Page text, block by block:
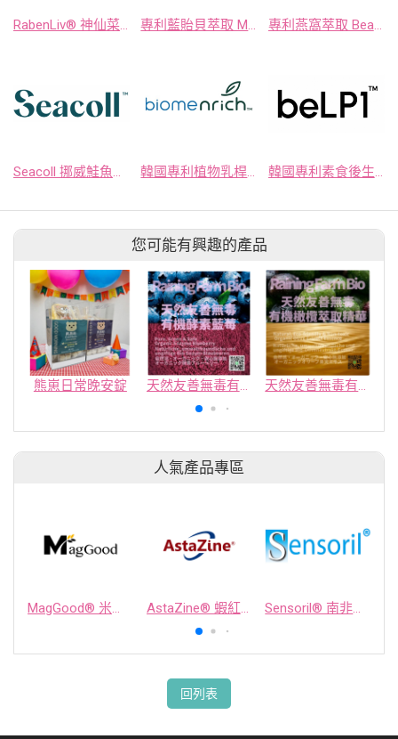
Seacoll 挪威鮭魚膠原蛋白 韓國專利植物乳桿菌 BiomeNrich™ PRO A055 韓國專利素食後生元 beLP-1
您可能有興趣的產品
熊崽日常晚安錠 天然友善無毒有機酵素藍莓 天然友善無毒有機橄欖萃取精華
人氣產品專區
MagGood® 米源鎂® 米糠濃縮物 AstaZine® 蝦紅素 Sensoril® 南非醉茄萃取物
回列表